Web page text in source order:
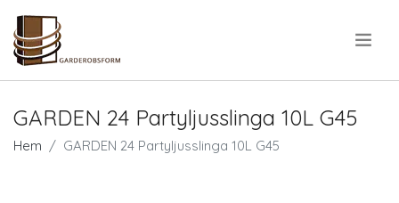
GARDEN 24 Partyljusslinga 10L G45
Hem GARDEN 24 Partyljusslinga 10L G45